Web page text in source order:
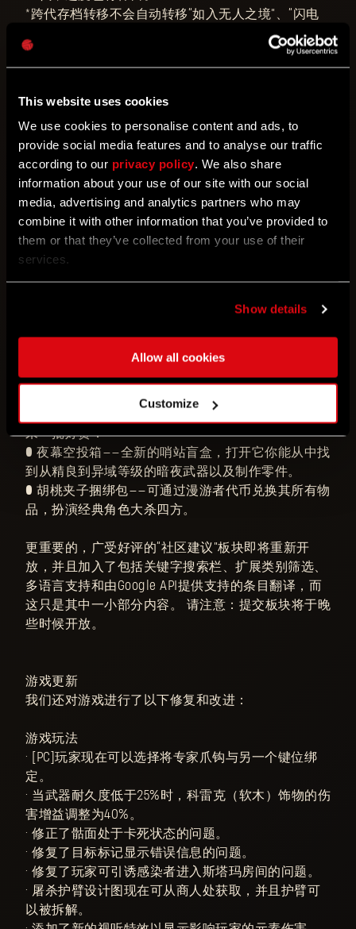
This website uses cookies
We use cookies to personalise content and ads, to
provide social media features and to analyse our traffic
according to our privacy policy. We also share
information about your use of our site with our social
media, advertising and analytics partners who may
combine it with other information that you’ve provided to
them or that they’ve collected from your use of their
services.
Show details
Allow all cookies
Customize
*跨代存档转移不会自动转移“如入无人之境”、“闪电
反应”和DLC奖杯。要想在新主机上解锁它们，必须进
行以下步骤：
打开PS4版本的游戏，安装最近的更新。
改主菜单中的视频/音频选项。
关闭PS4上的游戏并用PS5下载更新。
使用存档传输功能。这可以确保你获得所有的奖杯！
“新游戏+”中的夜行者工具
完成主线任务并开启“新游戏+”后，你的所有夜行者工
具都将保留。如果你在本次更新之前已经进入“新游
戏+”，你收到到缺失的工具（2级）。
*夜行者工具可用于在开放世界探索游玩，但在一些
剧情的流畅体验。此类情况游戏中将有充足的信息提
示。
漫游者哨站上新
漫游者哨站（shaozhan.net）将在新版本上线之际迎
来一批好货：
● 夜幕空投箱——全新的哨站盲盒，打开它你能从中找
到从精良到异域等级的暗夜武器以及制作零件。
● 胡桃夹子捆绑包——可通过漫游者代币兑换其所有物
品，扮演经典角色大杀四方。
更重要的，广受好评的“社区建议”板块即将重新开
放，并且加入了包括关键字搜索栏、扩展类别筛选、
多语言支持和由Google API提供支持的条目翻译，而
这只是其中一小部分内容。 请注意：提交板块将于晚
些时候开放。
游戏更新
我们还对游戏进行了以下修复和改进：
游戏玩法
• [PC]玩家现在可以选择将专家爪钩与另一个键位绑
定。
• 当武器耐久度低于25%时，科雷克（软木）饰物的伤
害增益调整为40%。
• 修正了骷面处于卡死状态的问题。
• 修复了目标标记显示错误信息的问题。
• 修复了玩家可引诱感染者进入斯塔玛房间的问题。
• 屠杀护臂设计图现在可从商人处获取，并且护臂可
以被拆解。